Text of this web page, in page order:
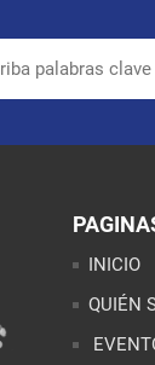
INICIO
QUIÉN